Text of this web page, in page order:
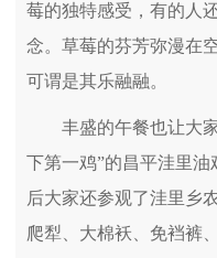
莓的独特感受，有的人
念。草莓的芬芳弥漫在
可谓是其乐融融。
丰盛的午餐也让大
下第一鸡”的昌平洼里
后大家还参观了洼里乡
爬犁、大棉袄、免裆裤